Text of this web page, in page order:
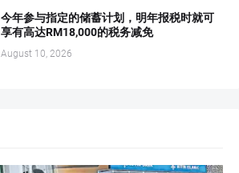
今年参与指定的储蓄计划，明年报税时就可
享有高达RM18,000的税务减免
August 10, 2026